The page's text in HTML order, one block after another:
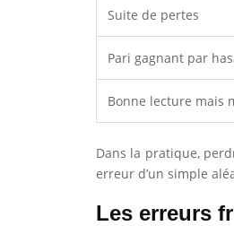
Suite de pertes
Pari gagnant par
Bonne lecture mais
Dans la pratique,
erreur d’un simple
Les erreurs